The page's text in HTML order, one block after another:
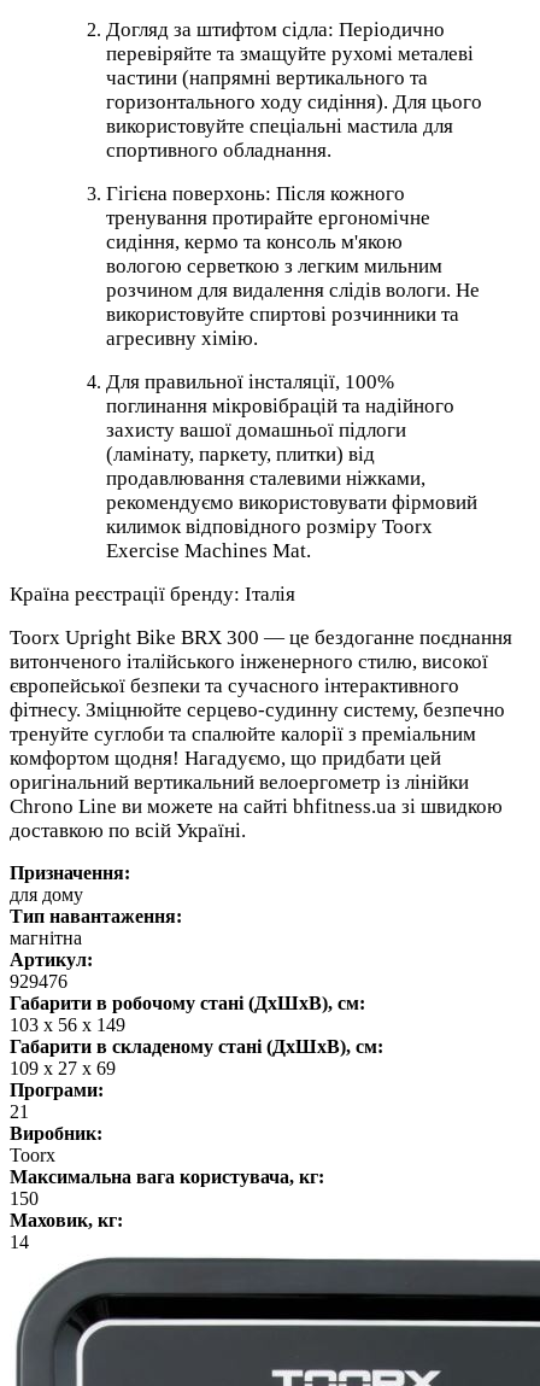
Догляд за штифтом сідла: Періодично
перевіряйте та змащуйте рухомі металеві
частини (напрямні вертикального та
горизонтального ходу сидіння). Для цього
використовуйте спеціальні мастила для
спортивного обладнання.
Гігієна поверхонь: Після кожного
тренування протирайте ергономічне
сидіння, кермо та консоль м'якою
вологою серветкою з легким мильним
розчином для видалення слідів вологи. Не
використовуйте спиртові розчинники та
агресивну хімію.
Для правильної інсталяції, 100%
поглинання мікровібрацій та надійного
захисту вашої домашньої підлоги
(ламінату, паркету, плитки) від
продавлювання сталевими ніжками,
рекомендуємо використовувати фірмовий
килимок відповідного розміру Toorx
Exercise Machines Mat.
Країна реєстрації бренду: Італія
Toorx Upright Bike BRX 300 — це бездоганне поєднання
витонченого італійського інженерного стилю, високої
європейської безпеки та сучасного інтерактивного
фітнесу. Зміцнюйте серцево-судинну систему, безпечно
тренуйте суглоби та спалюйте калорії з преміальним
комфортом щодня! Нагадуємо, що придбати цей
оригінальний вертикальний велоергометр із лінійки
Chrono Line ви можете на сайті bhfitness.ua зі швидкою
доставкою по всій Україні.
Призначення:
для дому
Тип навантаження:
магнітна
Артикул:
929476
Габарити в робочому стані (ДхШхВ), см:
103 x 56 x 149
Габарити в складеному стані (ДхШхВ), см:
109 x 27 x 69
Програми:
21
Виробник:
Toorx
Максимальна вага користувача, кг:
150
Маховик, кг:
14